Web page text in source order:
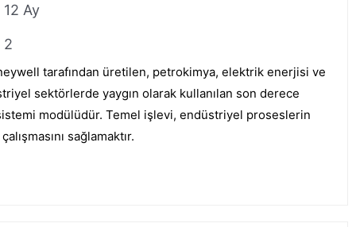
12 Ay
2
tarafından üretilen, petrokimya, elektrik enerjisi ve
sektörlerde yaygın olarak kullanılan son derece
modülüdür. Temel işlevi, endüstriyel proseslerin
sağlamaktır.